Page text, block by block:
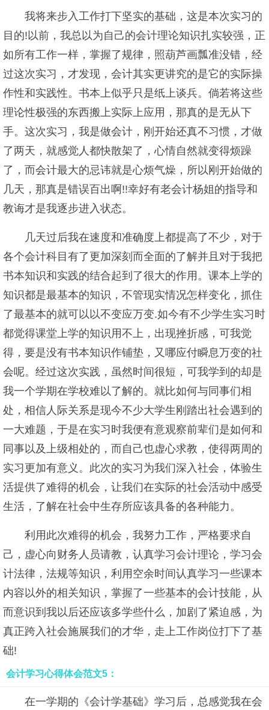
我将来步入工作打下坚实的基础，这是本次实习的
目的!以前，我总以为自己的会计理论知识扎实较强，正
如所有工作一样，掌握了规律，照葫芦画瓢准没错，经
过这次实习，才发现，会计其实更讲究的是它的实际操
作性和实践性。书本上似乎只是纸上谈兵。倘若将这些
理论性极强的东西搬上实际上应用，那真的是无从下
手。这次实习，我是做会计，刚开始还真不习惯，才做
了两天，就感觉人都快散架了，心情自然就变得烦躁
了，而会计最大的忌讳就是心烦气燥，所以刚开始做的
几天，那真是错误百出啊!!幸好有老会计杨姐的指导和
教诲才是我逐步进入状态。
几天过后我在速度和准确度上都提高了不少，对于
各个会计科目有了更加深刻而全面的了解并且对于我把
书本知识和实践的结合起到了很大的作用。课本上学的
知识都是最基本的知识，不管现实情况怎样变化，抓住
了最基本的就可以以不变应万变.如今有不少学生实习时
都觉得课堂上学的知识用不上，出现挫折感，可我觉
得，要是没有书本知识作铺垫，又哪应付瞬息万变的社
会呢。经过这次实践，虽然时间很短，可我学到的却是
我一个学期在学校难以了解的。就比如何与同事们相
处，相信人际关系是现今不少大学生刚踏出社会遇到的
一大难题，于是在实习时我便有意观察前辈们是如何和
同事以及上级相处的，而自己也虚心求教，使得两周的
实习更加有意义。此次的实习为我们深入社会，体验生
活提供了难得的机会，让我们在实际的社会活动中感受
生活，了解在社会中生存所应该具备的各种能力。
利用此次难得的机会，我努力工作，严格要求自
己，虚心向财务人员请教，认真学习会计理论，学习会
计法律，法规等知识，利用空余时间认真学习一些课本
内容以外的相关知识，掌握了一些基本的会计技能，从
而意识到我以后还应该多学些什么，加剧了紧迫感，为
真正跨入社会施展我们的才华，走上工作岗位打下了基
础!
会计学习心得体会范文5：
在一学期的《会计学基础》学习后，总感觉我在会